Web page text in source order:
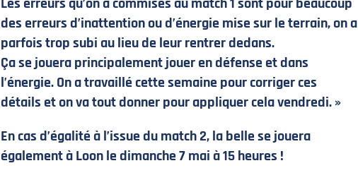
des erreurs d’inattention ou d’énergie mise sur le terrain, on a
parfois trop subi au lieu de leur rentrer dedans.
Ça se jouera principalement jouer en défense et dans
l’énergie. On a travaillé cette semaine pour corriger ces
détails et on va tout donner pour appliquer cela vendredi. »
En cas d’égalité à l’issue du match 2, la belle se jouera
également à Loon le dimanche 7 mai à 15 heures !